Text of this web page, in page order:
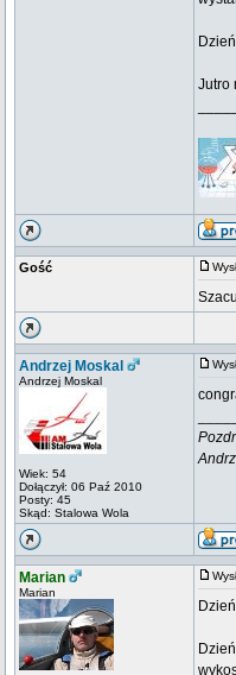
Jutro
Gość
Andrzej Moskal
Andrzej Moskal
Wiek: 54
Dołączył: 06 Paź 2010
Posty: 45
Skąd: Stalowa Wola
Marian
Marian